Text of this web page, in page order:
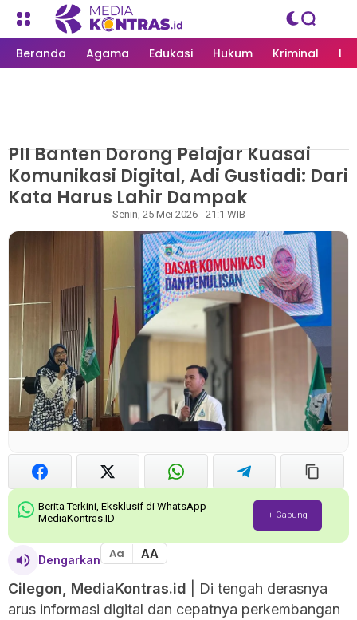
Beranda Agama Edukasi Hukum Kriminal
MEDIAKONTRAS.ID /NASIONAL
PII Banten Dorong Pelajar Kuasai
Komunikasi Digital, Adi Gustiadi: Dari
Kata Harus Lahir Dampak
Senin, 25 Mei 2026 - 21:1 WIB
Berita Terkini, Eksklusif di WhatsApp
MediaKontras.ID
+ Gabung
Dengarkan Aa AA
Cilegon, MediaKontras.id | Di tengah derasnya
arus informasi digital dan cepatnya perkembangan